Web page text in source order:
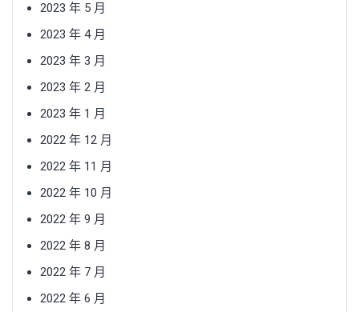
2023 年 5 月
2023 年 4 月
2023 年 3 月
2023 年 2 月
2023 年 1 月
2022 年 12 月
2022 年 11 月
2022 年 10 月
2022 年 9 月
2022 年 8 月
2022 年 7 月
2022 年 6 月